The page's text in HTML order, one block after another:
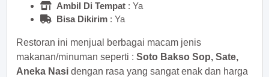
Ambil Di Tempat : Ya
Bisa Dikirim : Ya
Restoran ini menjual berbagai macam jenis
makanan/minuman seperti : Soto Bakso Sop, Sate,
Aneka Nasi dengan rasa yang sangat enak dan harga